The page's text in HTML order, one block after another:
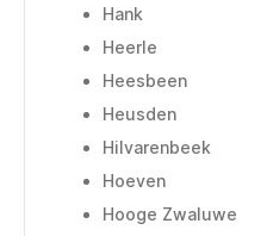
Hank
Heerle
Heesbeen
Heusden
Hilvarenbeek
Hoeven
Hooge Zwaluwe